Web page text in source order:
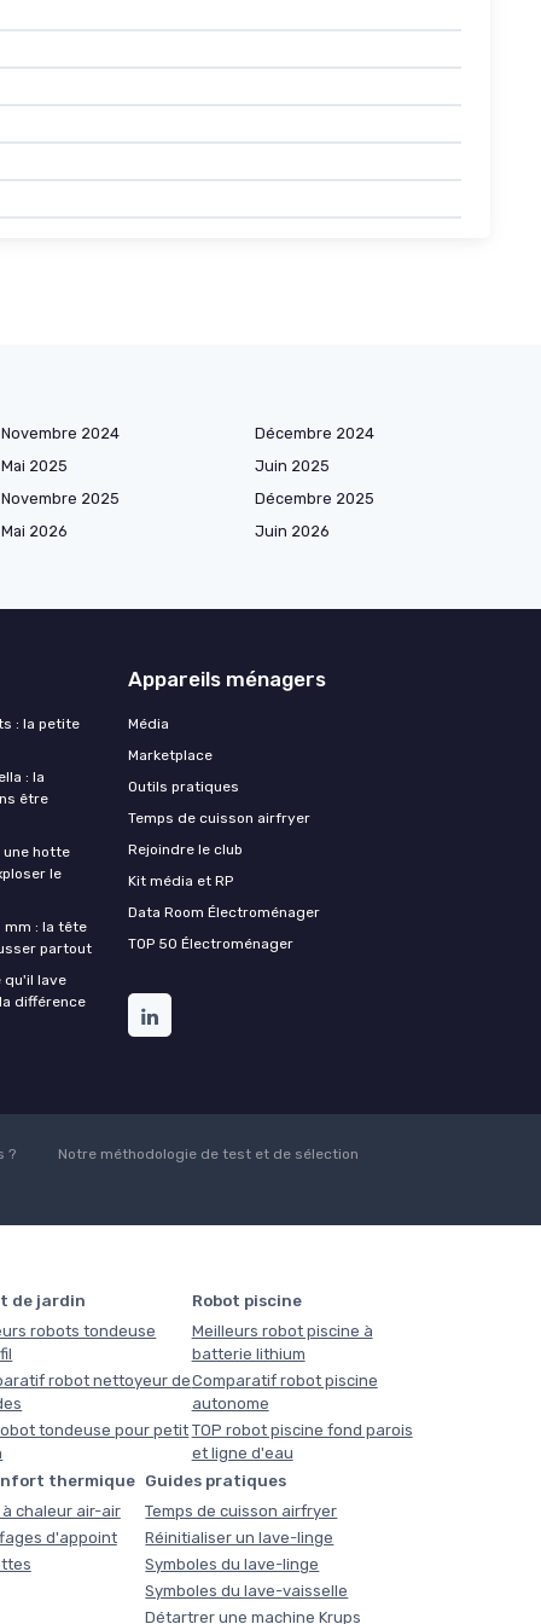
Novembre 2024
Décembre 2024
Mai 2025
Juin 2025
Novembre 2025
Décembre 2025
Mai 2026
Juin 2026
: la petite
: la
être
une hotte
le
mm : la tête
partout
qu'il lave
différence
Appareils ménagers
Média
Marketplace
Outils pratiques
Temps de cuisson airfryer
Rejoindre le club
Kit média et RP
Data Room Électroménager
TOP 50 Électroménager
?
Notre méthodologie de test et de sélection
de jardin
robots tondeuse
robot nettoyeur de
tondeuse pour petit
Robot piscine
Meilleurs robot piscine à
batterie lithium
Comparatif robot piscine
autonome
TOP robot piscine fond parois
et ligne d'eau
thermique
chaleur air-air
d'appoint
Guides pratiques
Temps de cuisson airfryer
Réinitialiser un lave-linge
Symboles du lave-linge
Symboles du lave-vaisselle
Détartrer une machine Krups